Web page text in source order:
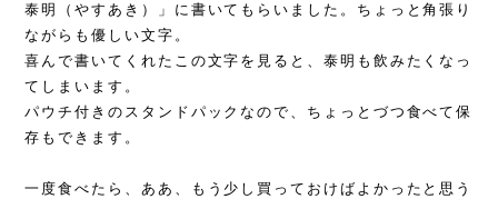
泰明（やすあき）」に書いてもらいました。ちょっと角張り
ながらも優しい文字。
喜んで書いてくれたこの文字を見ると、泰明も飲みたくなっ
てしまいます。
パウチ付きのスタンドパックなので、ちょっとづつ食べて保
存もできます。
一度食べたら、ああ、もう少し買っておけばよかったと思う